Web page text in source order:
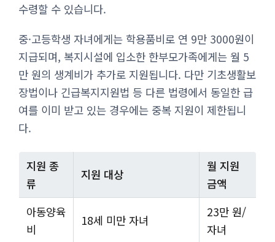
수령할 수 있습니다.
중·고등학생 자녀에게는 학용품비로 연 9만 3000원이
지급되며, 복지시설에 입소한 한부모가족에게는 월 5
만 원의 생계비가 추가로 지원됩니다. 다만 기초생활보
장법이나 긴급복지지원법 등 다른 법령에서 동일한 급
여를 이미 받고 있는 경우에는 중복 지원이 제한됩니
다.
지원 종
류
지원 대상
월 지원
금액
아동양육
비
18세 미만 자녀
23만 원/
자녀